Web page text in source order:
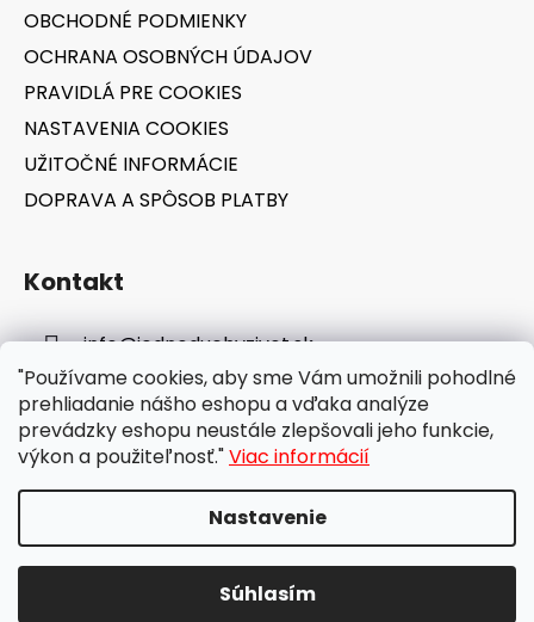
"Používame cookies, aby sme Vám umožnili pohodlné
prehliadanie nášho eshopu a vďaka analýze
prevádzky eshopu neustále zlepšovali jeho funkcie,
výkon a použiteľnosť."Viac informácií
Nastavenie
Súhlasím
OBCHODNÉ PODMIENKY
OCHRANA OSOBNÝCH ÚDAJOV
PRAVIDLÁ PRE COOKIES
NASTAVENIA COOKIES
UŽITOČNÉ INFORMÁCIE
DOPRAVA A SPÔSOB PLATBY
Kontakt
info@jednoduchyzivot.sk
E-shop: 0948 647 767
Vytvoril Shoptet
jednoduchyzivot.sk